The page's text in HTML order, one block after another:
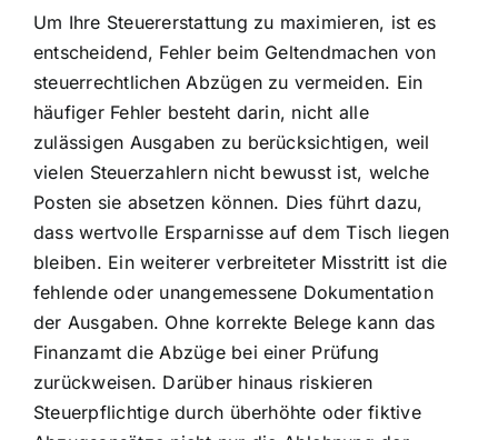
Um Ihre Steuererstattung zu maximieren, ist es
entscheidend, Fehler beim Geltendmachen von
steuerrechtlichen Abzügen zu vermeiden. Ein
häufiger Fehler besteht darin, nicht alle
zulässigen Ausgaben zu berücksichtigen, weil
vielen Steuerzahlern nicht bewusst ist, welche
Posten sie absetzen können. Dies führt dazu,
dass wertvolle Ersparnisse auf dem Tisch liegen
bleiben. Ein weiterer verbreiteter Misstritt ist die
fehlende oder unangemessene Dokumentation
der Ausgaben. Ohne korrekte Belege kann das
Finanzamt die Abzüge bei einer Prüfung
zurückweisen. Darüber hinaus riskieren
Steuerpflichtige durch überhöhte oder fiktive